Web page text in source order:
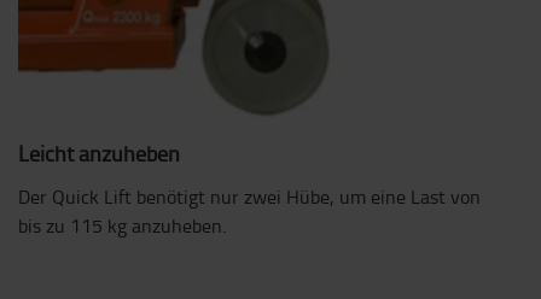
Leicht anzuheben
Der Quick Lift benötigt nur zwei Hübe, um eine Last von
bis zu 115 kg anzuheben.